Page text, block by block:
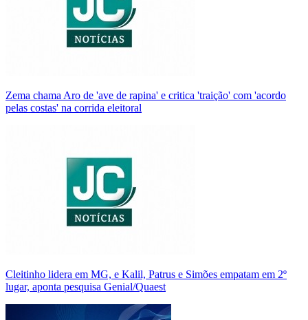
Zema chama Aro de 'ave de rapina' e critica 'traição' com 'acordo
pelas costas' na corrida eleitoral
Cleitinho lidera em MG, e Kalil, Patrus e Simões empatam em 2º
lugar, aponta pesquisa Genial/Quaest